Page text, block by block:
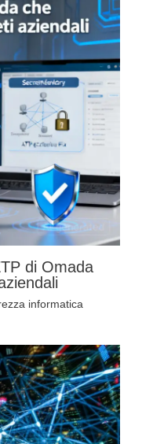
di Omada
informatica